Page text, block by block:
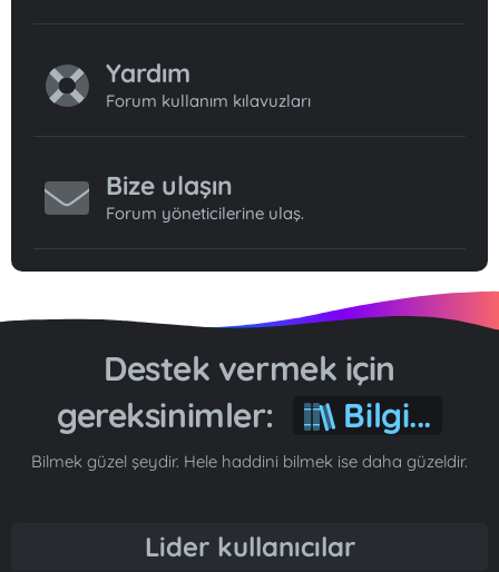
Yardım
Forum kullanım kılavuzları
Bize ulaşın
Forum yöneticilerine ulaş.
Destek vermek için
gereksinimler:
Bilgi...
Bilmek güzel şeydir. Hele haddini bilmek ise daha güzeldir.
Lider kullanıcılar